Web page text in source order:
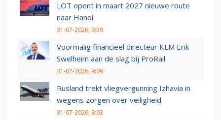
LOT opent in maart 2027 nieuwe route
naar Hanoi
31-07-2026, 9:59
Voormalig financieel directeur KLM Erik
Swelheim aan de slag bij ProRail
31-07-2026, 9:09
Rusland trekt vliegvergunning Izhavia in
wegens zorgen over veiligheid
31-07-2026, 8:03